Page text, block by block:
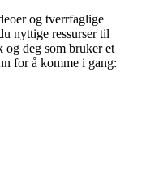
og tverrfaglige
nyttige ressurser til
og deg som bruker et
for å komme i gang: